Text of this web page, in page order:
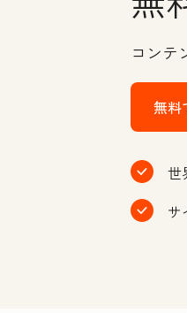
コンテ
無料
世
サ